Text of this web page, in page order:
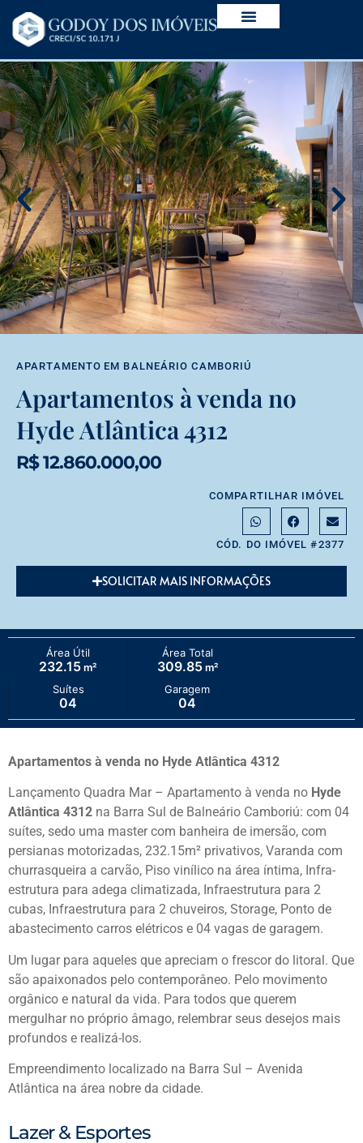
APARTAMENTO EM BALNEÁRIO CAMBORIÚ
Apartamentos à venda no
Hyde Atlântica 4312
R$ 12.860.000,00
COMPARTILHAR IMÓVEL
CÓD. DO IMÓVEL #2377
SOLICITAR MAIS INFORMAÇÕES
Área Útil
232.15 m²
Área Total
309.85m²
Suítes
04
Garagem
04
Apartamentos à venda no Hyde Atlântica 4312
Lançamento Quadra Mar – Apartamento à venda no Hyde
Atlântica 4312 na Barra Sul de Balneário Camboriú: com 04
suítes, sedo uma master com banheira de imersão, com
persianas motorizadas, 232.15m² privativos, Varanda com
churrasqueira a carvão, Piso vinílico na área íntima, Infra-
estrutura para adega climatizada, Infraestrutura para 2
cubas, Infraestrutura para 2 chuveiros, Storage, Ponto de
abastecimento carros elétricos e 04 vagas de garagem.
Um lugar para aqueles que apreciam o frescor do litoral. Que
são apaixonados pelo contemporâneo. Pelo movimento
orgânico e natural da vida. Para todos que querem
mergulhar no próprio âmago, relembrar seus desejos mais
profundos e realizá-los.
Empreendimento localizado na Barra Sul – Avenida
Atlântica na área nobre da cidade.
Lazer & Esportes